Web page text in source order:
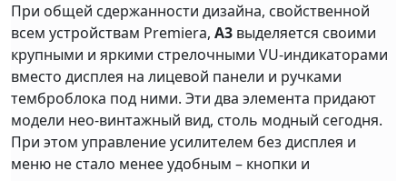
При общей сдержанности дизайна, свойственной
всем устройствам Premiera, A3 выделяется своими
крупными и яркими стрелочными VU-индикаторами
вместо дисплея на лицевой панели и ручками
темброблока под ними. Эти два элемента придают
модели нео-винтажный вид, столь модный сегодня.
При этом управление усилителем без дисплея и
меню не стало менее удобным – кнопки и